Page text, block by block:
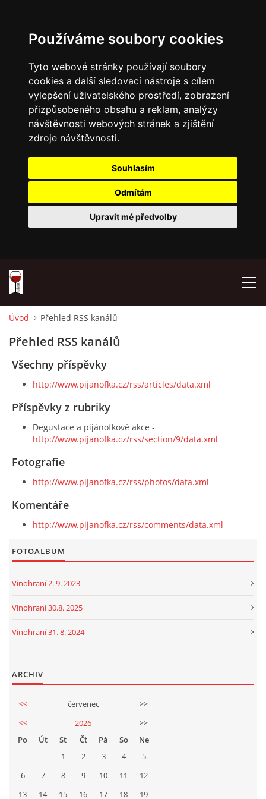
Používáme soubory cookies
Tyto webové stránky používají soubory
cookies a další sledovací nástroje s cílem
vylepšení uživatelského prostředí, zobrazení
přizpůsobeného obsahu a reklam, analýzy
návštěvnosti webových stránek a zjištění
zdroje návštěvnosti.
Souhlasím
Odmítám
Upravit mé předvolby
NAŠE SÝRY A DELIKATESY
OTEVÍRACÍ DOBA
DÁRKOVÉ POUKAZY + REZERVACE
FOTOALBUM
TÝM PIJÁNOFKY
VÍNA OD NAŠICH DODAVATELŮ
Úvod Přehled RSS kanálů
Přehled RSS kanálů
Všechny příspěvky
http://www.pijanofka.cz/rss/articles/data.xml
Příspěvky z rubriky
Degustace a pijánofkové akce -
http://www.pijanofka.cz/rss/section/9/data.xml
Fotografie
http://www.pijanofka.cz/rss/photos/data.xml
Komentáře
http://www.pijanofka.cz/rss/comments/data.xml
FOTOALBUM
Vinohraní 2. 9. 2023
Vinohraní 30.8. 2025
Vinohraní 31. 8. 2024
ARCHIV
<< červenec
>>
<<
2026
>>
Po
Út St Čt Pá So
Ne
1
2 3 4
5
6
7 8 9 10 11
12
13
14 15 16 17 18 19